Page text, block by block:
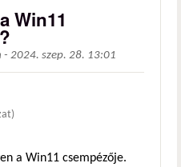
Win11
- 2024. szep. 28. 13:01
a Win11 csempézője.